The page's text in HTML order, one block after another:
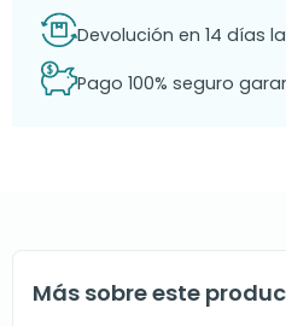
Devolución en 14 días
Pago 100% seguro
Más sobre este